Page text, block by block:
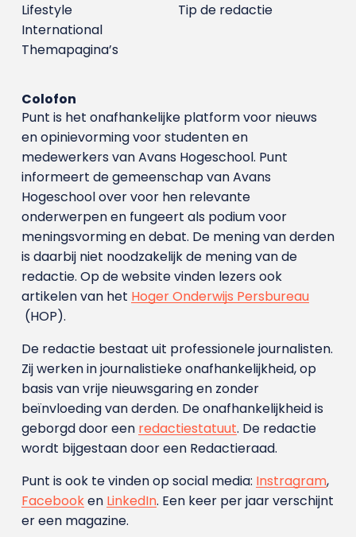
Tip de redactie
Lifestyle
International
Themapagina’s
Colofon
Punt is het onafhankelijke platform voor nieuws
en opinievorming voor studenten en
medewerkers van Avans Hoge­school. Punt
informeert de gemeenschap van Avans
Hogeschool over voor hen relevante
onderwerpen en fungeert als podium voor
meningsvorming en debat. De mening van derden
is daarbij niet noodzakelijk de mening van de
redactie. Op de website vinden lezers ook
artikelen van het Hoger Onderwijs Persbureau
(HOP).
De redactie bestaat uit professionele journalisten.
Zij werken in journalistieke onafhankelijkheid, op
basis van vrije nieuwsgaring en zonder
beïnvloeding van derden. De onafhankelijkheid is
geborgd door een redactiestatuut. De redactie
wordt bijgestaan door een Redactieraad.
Punt is ook te vinden op social media: Instragram,
Facebooken LinkedIn. Een keer per jaar verschijnt
er een magazine.